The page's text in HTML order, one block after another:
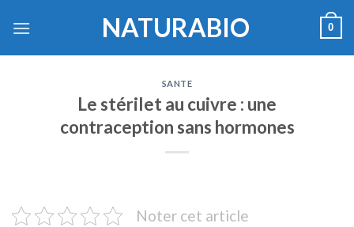
NATURABIO 0
SANTE
Le stérilet au cuivre : une
contraception sans hormones
Noter cet article